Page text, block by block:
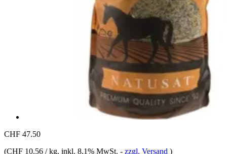
CHF 47.50
(CHF 10.56 / kg, inkl. 8,1% MwSt. - zzgl. Versand )